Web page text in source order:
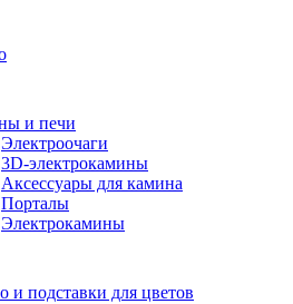
и печи
Электроочаги
3D-электрокамины
Аксессуары для камина
Порталы
Электрокамины
и подставки для цветов